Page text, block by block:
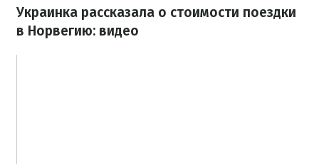
Украинка рассказала о стоимости поездки
в Норвегию: видео